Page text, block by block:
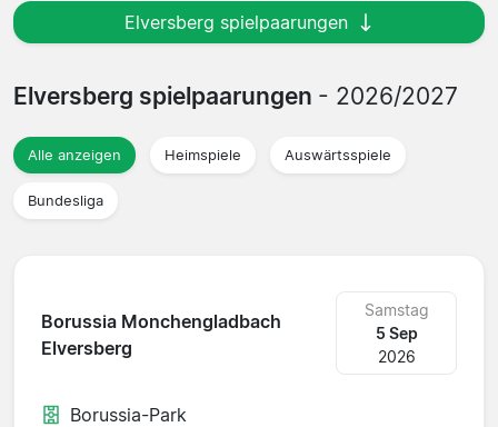
Elversberg spielpaarungen
Elversberg spielpaarungen - 2026/2027
Alle anzeigen Heimspiele Auswärtsspiele
Bundesliga
Borussia Monchengladbach
Elversberg
Samstag
5 Sep
2026
Borussia-Park